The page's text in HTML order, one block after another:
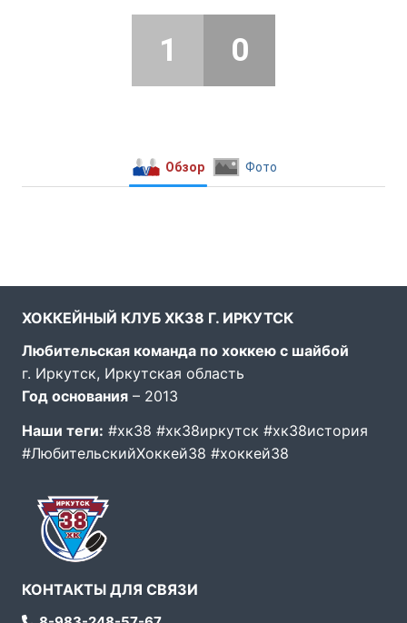
1 0
Обзор Фото
ХОККЕЙНЫЙ КЛУБ ХК38 Г. ИРКУТСК
Любительская команда по хоккею с шайбой
г. Иркутск, Иркутская область
Год основания – 2013
Наши теги: #хк38 #хк38иркутск #хк38история
#ЛюбительскийХоккей38 #хоккей38
КОНТАКТЫ ДЛЯ СВЯЗИ